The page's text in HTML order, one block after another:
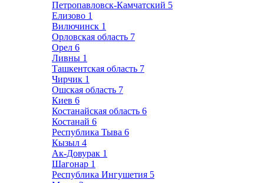
Петропавловск-Камчатский 5
Елизово 1
Вилючинск 1
Орловская область 7
Орел 6
Ливны 1
Ташкентская область 7
Чирчик 1
Ошская область 7
Киев 6
Костанайская область 6
Костанай 6
Республика Тыва 6
Кызыл 4
Ак-Довурак 1
Шагонар 1
Республика Ингушетия 5